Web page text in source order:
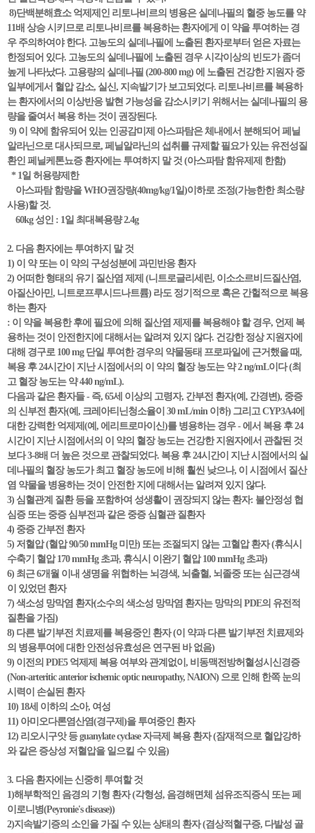
8)단백분해효소 억제제인 리토나비르의 병용은 실데나필의 혈중 농도를 약
11배 상승 시키므로 리토나비르를 복용하는 환자에게 이 약을 투여하는 경
우 주의하여야 한다. 고농도의 실데나필에 노출된 환자로부터 얻은 자료는
한정되어 있다. 고농도의 실데나필에 노출된 경우 시각이상의 빈도가 좀더
높게 나타났다. 고용량의 실데나필 (200-800 mg) 에 노출된 건강한 지원자 중
일부에게서 혈압 감소, 실신, 지속발기가 보고되었다. 리토나비르를 복용하
는 환자에서의 이상반응 발현 가능성을 감소시키기 위해서는 실데나필의 용
량을 줄여서 복용 하는 것이 권장된다.
9) 이 약에 함유되어 있는 인공감미제 아스파탐은 체내에서 분해되어 페닐
알라닌으로 대사되므로, 페닐알라닌의 섭취를 규제할 필요가 있는 유전성질
환인 페닐케톤뇨증 환자에는 투여하지 말 것 (아스파탐 함유제제 한함)
* 1일 허용량제한
아스파탐 함량을 WHO권장량(40mg/kg/1일)이하로 조정(가능한한 최소량
사용)할 것.
60kg 성인 : 1일 최대복용량 2.4g
2. 다음 환자에는 투여하지 말 것
1) 이 약 또는 이 약의 구성성분에 과민반응 환자
2) 어떠한 형태의 유기 질산염 제제 (니트로글리세린, 이소소르비드질산염,
아질산아민, 니트로프루시드나트륨) 라도 정기적으로 혹은 간헐적으로 복용
하는 환자
: 이 약을 복용한 후에 필요에 의해 질산염 제제를 복용해야 할 경우, 언제 복
용하는 것이 안전한지에 대해서는 알려져 있지 않다. 건강한 정상 지원자에
대해 경구로 100 mg 단일 투여한 경우의 약물동태 프로파일에 근거했을 때,
복용 후 24시간이 지난 시점에서의 이 약의 혈장 농도는 약 2 ng/mL이다 (최
고 혈장 농도는 약 440 ng/mL).
다음과 같은 환자들 - 즉, 65세 이상의 고령자, 간부전 환자(예, 간경변), 중증
의 신부전 환자(예, 크레아티닌청소율이 30 mL/min 이하) 그리고 CYP3A4에
대한 강력한 억제제(예, 에리트로마이신)를 병용하는 경우 - 에서 복용 후 24
시간이 지난 시점에서의 이 약의 혈장 농도는 건강한 지원자에서 관찰된 것
보다 3-8배 더 높은 것으로 관찰되었다. 복용 후 24시간이 지난 시점에서의 실
데나필의 혈장 농도가 최고 혈장 농도에 비해 훨씬 낮으나, 이 시점에서 질산
염 약물을 병용하는 것이 안전한 지에 대해서는 알려져 있지 않다.
3) 심혈관계 질환 등을 포함하여 성생활이 권장되지 않는 환자: 불안정성 협
심증 또는 중증 심부전과 같은 중증 심혈관 질환자
4) 중증 간부전 환자
5) 저혈압 (혈압 90/50 mmHg 미만) 또는 조절되지 않는 고혈압 환자 (휴식시
수축기 혈압 170 mmHg 초과, 휴식시 이완기 혈압 100 mmHg 초과)
6) 최근 6개월 이내 생명을 위협하는 뇌경색, 뇌출혈, 뇌졸중 또는 심근경색
이 있었던 환자
7) 색소성 망막염 환자(소수의 색소성 망막염 환자는 망막의 PDE의 유전적
질환을 가짐)
8) 다른 발기부전 치료제를 복용중인 환자 (이 약과 다른 발기부전 치료제와
의 병용투여에 대한 안전성유효성은 연구된 바 없음)
9) 이전의 PDE5 억제제 복용 여부와 관계없이, 비동맥전방허혈성시신경증
(Non-arteritic anterior ischemic optic neuropathy, NAION) 으로 인해 한쪽 눈의
시력이 손실된 환자
10) 18세 이하의 소아, 여성
11) 아미오다론염산염(경구제)을 투여중인 환자
12) 리오시구앗 등 guanylate cyclase 자극제 복용 환자 (잠재적으로 혈압강하
와 같은 증상성 저혈압을 일으킬 수 있음)
3. 다음 환자에는 신중히 투여할 것
1)해부학적인 음경의 기형 환자 (각형성, 음경해면체 섬유조직증식 또는 페
이로니병(Peyronie's disease))
2)지속발기증의 소인을 가질 수 있는 상태의 환자 (겸상적혈구증, 다발성 골